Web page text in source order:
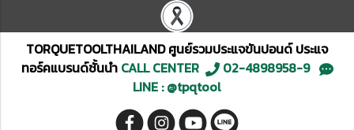
TORQUETOOLTHAILAND ศูนย์รวมประแจขันปอนด์ ประแจ
ทอร์คแบรนด์ชั้นนำCALL CENTER
02-4898958-9
LINE : @tpqtool